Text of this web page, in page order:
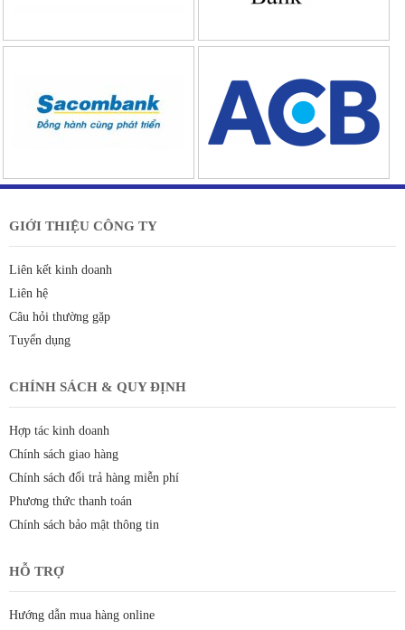
GIỚI THIỆU CÔNG TY
Liên kết kinh doanh
Liên hệ
Câu hỏi thường gặp
Tuyển dụng
CHÍNH SÁCH & QUY ĐỊNH
Hợp tác kinh doanh
Chính sách giao hàng
Chính sách đổi trả hàng miễn phí
Phương thức thanh toán
Chính sách bảo mật thông tin
HỖ TRỢ
Hướng dẫn mua hàng online